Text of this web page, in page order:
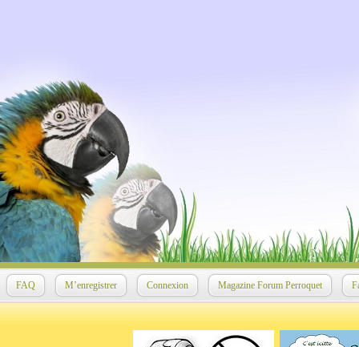
FAQ M’enregistrer Connexion Magazine Forum Perroquet